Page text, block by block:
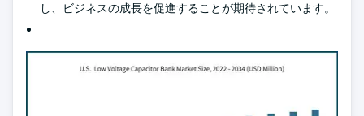
し、ビジネスの成長を促進することが期待されています。